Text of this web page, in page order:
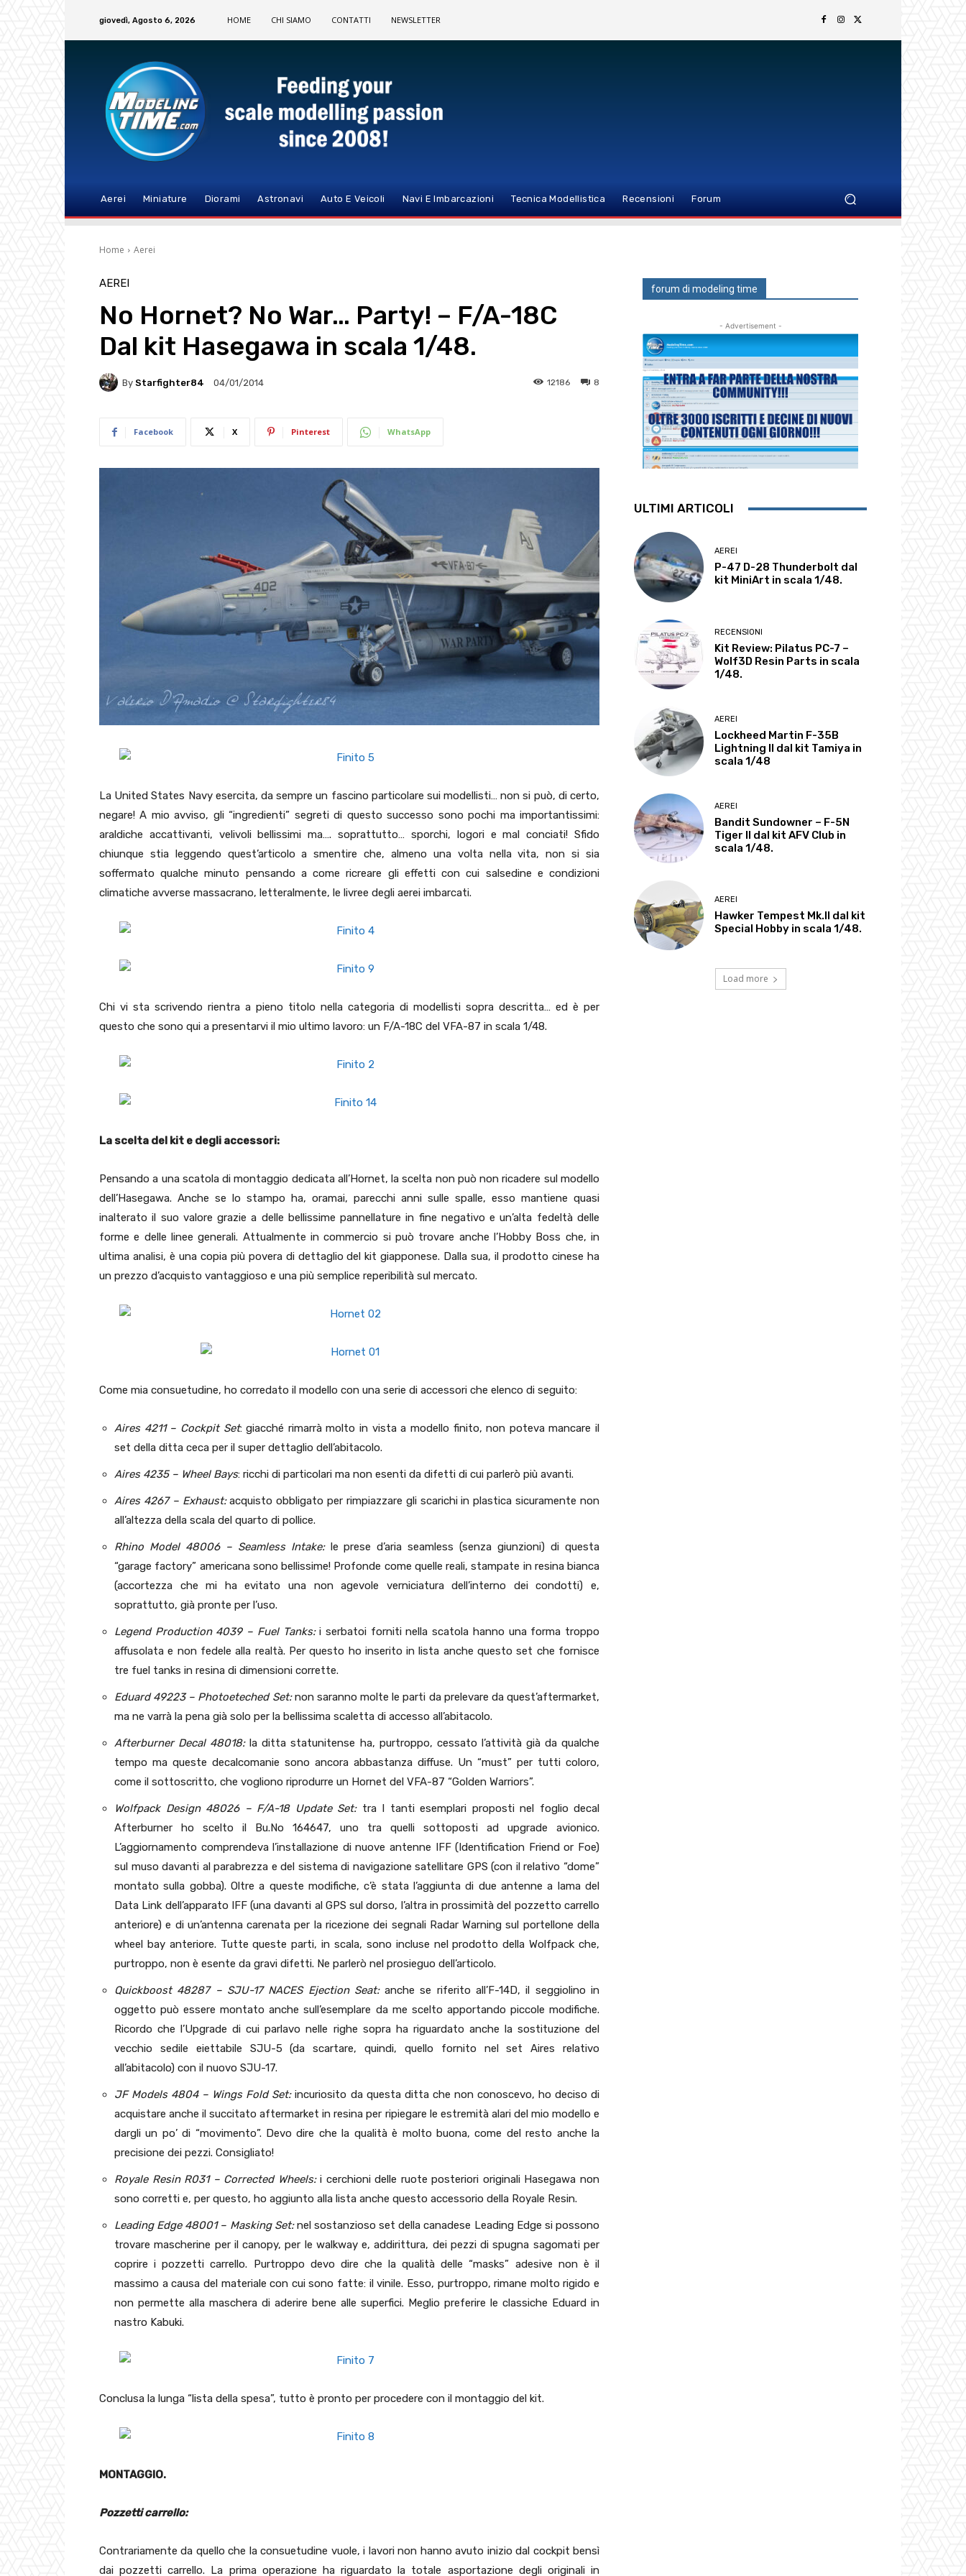
giovedì, Agosto 6, 2026 HOME CHI SIAMO CONTATTI NEWSLETTER
Aerei Miniature Diorami Astronavi Auto E Veicoli Navi E Imbarcazioni Tecnica Modellistica Recensioni Forum
Home Aerei
AEREI
No Hornet? No War… Party! – F/A-18C
Dal kit Hasegawa in scala 1/48.
By Starfighter84 04/01/2014 8
12186
Facebook X Pinterest WhatsApp
La United States Navy esercita, da sempre un fascino particolare sui modellisti… non si può, di certo,
negare! A mio avviso, gli “ingredienti” segreti di questo successo sono pochi ma importantissimi:
araldiche accattivanti, velivoli bellissimi ma…. soprattutto… sporchi, logori e mal conciati! Sfido
chiunque stia leggendo quest’articolo a smentire che, almeno una volta nella vita, non si sia
soffermato qualche minuto pensando a come ricreare gli effetti con cui salsedine e condizioni
climatiche avverse massacrano, letteralmente, le livree degli aerei imbarcati.
Chi vi sta scrivendo rientra a pieno titolo nella categoria di modellisti sopra descritta… ed è per
questo che sono qui a presentarvi il mio ultimo lavoro: un F/A-18C del VFA-87 in scala 1/48.
La scelta del kit e degli accessori:
Pensando a una scatola di montaggio dedicata all’Hornet, la scelta non può non ricadere sul modello
dell’Hasegawa. Anche se lo stampo ha, oramai, parecchi anni sulle spalle, esso mantiene quasi
inalterato il suo valore grazie a delle bellissime pannellature in fine negativo e un’alta fedeltà delle
forme e delle linee generali. Attualmente in commercio si può trovare anche l’Hobby Boss che, in
ultima analisi, è una copia più povera di dettaglio del kit giapponese. Dalla sua, il prodotto cinese ha
un prezzo d’acquisto vantaggioso e una più semplice reperibilità sul mercato.
Come mia consuetudine, ho corredato il modello con una serie di accessori che elenco di seguito:
Aires 4211 – Cockpit Set: giacché rimarrà molto in vista a modello finito, non poteva mancare il
set della ditta ceca per il super dettaglio dell’abitacolo.
Aires 4235 – Wheel Bays: ricchi di particolari ma non esenti da difetti di cui parlerò più avanti.
Aires 4267 – Exhaust:acquisto obbligato per rimpiazzare gli scarichi in plastica sicuramente non
all’altezza della scala del quarto di pollice.
Rhino Model 48006 – Seamless Intake:le prese d’aria seamless (senza giunzioni) di questa
“garage factory” americana sono bellissime! Profonde come quelle reali, stampate in resina bianca
(accortezza che mi ha evitato una non agevole verniciatura dell’interno dei condotti) e,
soprattutto, già pronte per l’uso.
Legend Production 4039 – Fuel Tanks:i serbatoi forniti nella scatola hanno una forma troppo
affusolata e non fedele alla realtà. Per questo ho inserito in lista anche questo set che fornisce
tre fuel tanks in resina di dimensioni corrette.
Eduard 49223 – Photoeteched Set:non saranno molte le parti da prelevare da quest’aftermarket,
ma ne varrà la pena già solo per la bellissima scaletta di accesso all’abitacolo.
Afterburner Decal 48018:la ditta statunitense ha, purtroppo, cessato l’attività già da qualche
tempo ma queste decalcomanie sono ancora abbastanza diffuse. Un “must” per tutti coloro,
come il sottoscritto, che vogliono riprodurre un Hornet del VFA-87 “Golden Warriors”.
Wolfpack Design 48026 – F/A-18 Update Set:tra I tanti esemplari proposti nel foglio decal
Afterburner ho scelto il Bu.No 164647, uno tra quelli sottoposti ad upgrade avionico.
L’aggiornamento comprendeva l’installazione di nuove antenne IFF (Identification Friend or Foe)
sul muso davanti al parabrezza e del sistema di navigazione satellitare GPS (con il relativo “dome”
montato sulla gobba). Oltre a queste modifiche, c’è stata l’aggiunta di due antenne a lama del
Data Link dell’apparato IFF (una davanti al GPS sul dorso, l’altra in prossimità del pozzetto carrello
anteriore) e di un’antenna carenata per la ricezione dei segnali Radar Warning sul portellone della
wheel bay anteriore. Tutte queste parti, in scala, sono incluse nel prodotto della Wolfpack che,
purtroppo, non è esente da gravi difetti. Ne parlerò nel prosieguo dell’articolo.
Quickboost 48287 – SJU-17 NACES Ejection Seat:anche se riferito all’F-14D, il seggiolino in
oggetto può essere montato anche sull’esemplare da me scelto apportando piccole modifiche.
Ricordo che l’Upgrade di cui parlavo nelle righe sopra ha riguardato anche la sostituzione del
vecchio sedile eiettabile SJU-5 (da scartare, quindi, quello fornito nel set Aires relativo
all’abitacolo) con il nuovo SJU-17.
JF Models 4804 – Wings Fold Set:incuriosito da questa ditta che non conoscevo, ho deciso di
acquistare anche il succitato aftermarket in resina per ripiegare le estremità alari del mio modello e
dargli un po’ di “movimento”. Devo dire che la qualità è molto buona, come del resto anche la
precisione dei pezzi. Consigliato!
Royale Resin R031 – Corrected Wheels:i cerchioni delle ruote posteriori originali Hasegawa non
sono corretti e, per questo, ho aggiunto alla lista anche questo accessorio della Royale Resin.
Leading Edge 48001 – Masking Set:nel sostanzioso set della canadese Leading Edge si possono
trovare mascherine per il canopy, per le walkway e, addirittura, dei pezzi di spugna sagomati per
coprire i pozzetti carrello. Purtroppo devo dire che la qualità delle “masks” adesive non è il
massimo a causa del materiale con cui sono fatte: il vinile. Esso, purtroppo, rimane molto rigido e
non permette alla maschera di aderire bene alle superfici. Meglio preferire le classiche Eduard in
nastro Kabuki.
Conclusa la lunga “lista della spesa”, tutto è pronto per procedere con il montaggio del kit.
MONTAGGIO.
Pozzetti carrello:
Contrariamente da quello che la consuetudine vuole, i lavori non hanno avuto inizio dal cockpit bensì
dai pozzetti carrello. La prima operazione ha riguardato la totale asportazione degli originali in
forum di modeling time
- Advertisement -
ULTIMI ARTICOLI
AEREI
P-47 D-28 Thunderbolt dal
kit MiniArt in scala 1/48.
RECENSIONI
Kit Review: Pilatus PC-7 –
Wolf3D Resin Parts in scala
1/48.
AEREI
Lockheed Martin F-35B
Lightning II dal kit Tamiya in
scala 1/48
AEREI
Bandit Sundowner – F-5N
Tiger II dal kit AFV Club in
scala 1/48.
AEREI
Hawker Tempest Mk.II dal kit
Special Hobby in scala 1/48.
Load more